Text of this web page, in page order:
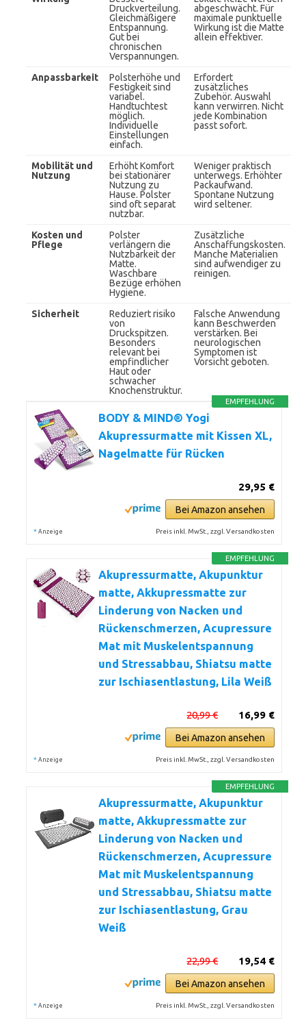
Druckverteilung.
Gleichmäßigere
Entspannung.
Gut bei
chronischen
Verspannungen.
abgeschwächt. Für
maximale punktuelle
Wirkung ist die Matte
allein effektiver.
Anpassbarkeit
Polsterhöhe und
Festigkeit sind
variabel.
Handtuchtest
möglich.
Individuelle
Einstellungen
einfach.
Erfordert
zusätzliches
Zubehör. Auswahl
kann verwirren. Nicht
jede Kombination
passt sofort.
Mobilität und
Nutzung
Erhöht Komfort
bei stationärer
Nutzung zu
Hause. Polster
sind oft separat
nutzbar.
Weniger praktisch
unterwegs. Erhöhter
Packaufwand.
Spontane Nutzung
wird seltener.
Kosten und
Pflege
Polster
verlängern die
Nutzbarkeit der
Matte.
Waschbare
Bezüge erhöhen
Hygiene.
Zusätzliche
Anschaffungskosten.
Manche Materialien
sind aufwendiger zu
reinigen.
Sicherheit
Reduziert risiko
von
Druckspitzen.
Besonders
relevant bei
empfindlicher
Haut oder
schwacher
Knochenstruktur.
Falsche Anwendung
kann Beschwerden
verstärken. Bei
neurologischen
Symptomen ist
Vorsicht geboten.
EMPFEHLUNG
BODY & MIND® Yogi
Akupressurmatte mit Kissen XL,
Nagelmatte für Rücken
29,95 €
Bei Amazon ansehen
* Anzeige Preis inkl. MwSt., zzgl. Versandkosten
EMPFEHLUNG
Akupressurmatte, Akupunktur
matte, Akkupressmatte zur
Linderung von Nacken und
Rückenschmerzen, Acupressure
Mat mit Muskelentspannung
und Stressabbau, Shiatsu matte
zur Ischiasentlastung, Lila Weiß
16,99 €
20,99 €
Bei Amazon ansehen
* Anzeige Preis inkl. MwSt., zzgl. Versandkosten
EMPFEHLUNG
Akupressurmatte, Akupunktur
matte, Akkupressmatte zur
Linderung von Nacken und
Rückenschmerzen, Acupressure
Mat mit Muskelentspannung
und Stressabbau, Shiatsu matte
zur Ischiasentlastung, Grau
Weiß
19,54 €
22,99 €
Bei Amazon ansehen
* Anzeige Preis inkl. MwSt., zzgl. Versandkosten